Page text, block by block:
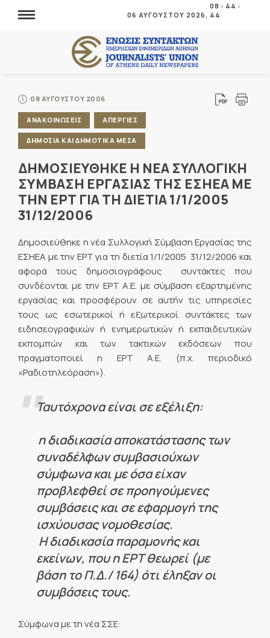
06 ΑΥΓΟΥΣΤΟΥ 2026,
08 : 44 :
44
08 ΑΥΓΟΥΣΤΟΥ 2006
ΑΝΑΚΟΙΝΩΣΕΙΣ ΑΠΕΡΓΙΕΣ
ΔΗΜΟΣΙΑ ΚΑΙ ΔΗΜΟΤΙΚΑ ΜΕΣΑ
ΔΗΜΟΣΙΕΥΘΗΚΕ Η ΝΕΑ ΣΥΛΛΟΓΙΚΗ
ΣΥΜΒΑΣΗ ΕΡΓΑΣΙΑΣ ΤΗΣ ΕΣΗΕΑ ΜΕ
ΤΗΝ ΕΡΤ ΓΙΑ ΤΗ ΔΙΕΤΙΑ 1/1/2005 
31/12/2006
Δημοσιεύθηκε η νέα Συλλογική Σύμβαση Εργασίας της
ΕΣΗΕΑ με την ΕΡΤ για τη διετία 1/1/2005  31/12/2006 και
αφορά τους δημοσιογράφους  συντάκτες που
συνδέονται με την ΕΡΤ Α.Ε. με σύμβαση εξαρτημένης
εργασίας και προσφέρουν σε αυτήν τις υπηρεσίες
τους ως εσωτερικοί ή εξωτερικοί συντάκτες των
ειδησεογραφικών ή ενημερωτικών ή εκπαιδευτικών
εκπομπών και των τακτικών εκδόσεων που
πραγματοποιεί η ΕΡΤ Α.Ε. (π.χ. περιοδικό
«Ραδιοτηλεόραση»).
Ταυτόχρονα είναι σε εξέλιξη:
η διαδικασία αποκατάστασης των
συναδέλφων συμβασιούχων
σύμφωνα και με όσα είχαν
προβλεφθεί σε προηγούμενες
συμβάσεις και σε εφαρμογή της
ισχύουσας νομοθεσίας.
Η διαδικασία παραμονής και
εκείνων, που η ΕΡΤ θεωρεί (με
βάση το Π.Δ./ 164) ότι έληξαν οι
συμβάσεις τους.
Σύμφωνα με τη νέα ΣΣΕ: